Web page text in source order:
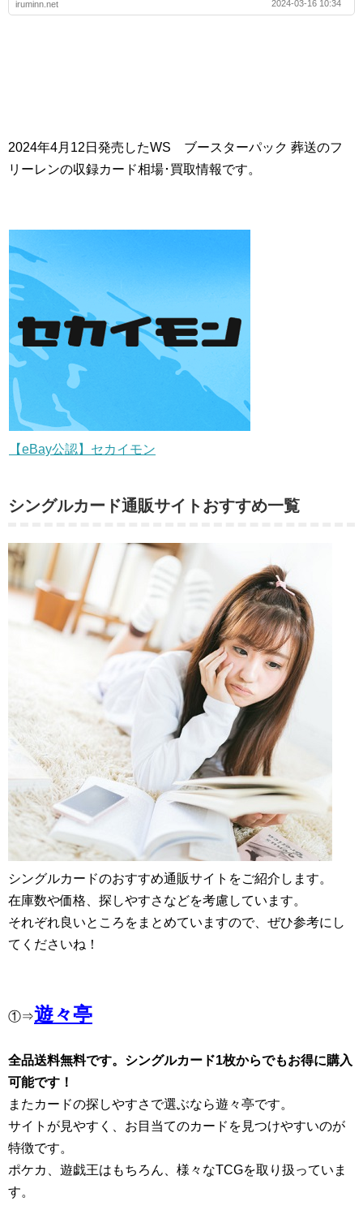
iruminn.net 2024-03-16 10:34
2024年4月12日発売したWS ブースターパック 葬送のフ
リーレンの収録カード相場･買取情報です。
【eBay公認】セカイモン
シングルカード通販サイトおすすめ一覧
シングルカードのおすすめ通販サイトをご紹介します。
在庫数や価格、探しやすさなどを考慮しています。
それぞれ良いところをまとめていますので、ぜひ参考にし
てくださいね！
①⇒遊々亭
全品送料無料です。シングルカード1枚からでもお得に購入
可能です！
またカードの探しやすさで選ぶなら遊々亭です。
サイトが見やすく、お目当てのカードを見つけやすいのが
特徴です。
ポケカ、遊戯王はもちろん、様々なTCGを取り扱っていま
す。